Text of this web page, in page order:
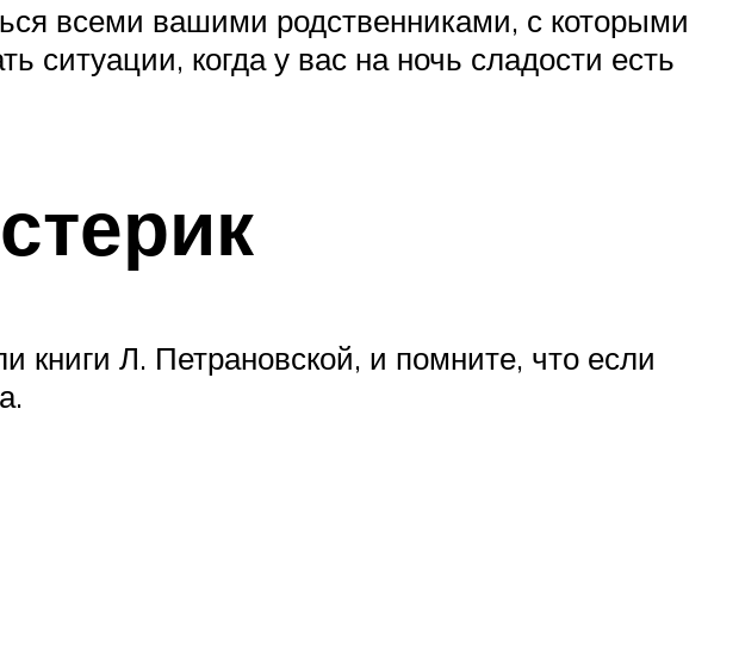
всеми вашими родственниками, с которыми
ситуации, когда у вас на ночь сладости есть
Л. Петрановской, и помните, что если